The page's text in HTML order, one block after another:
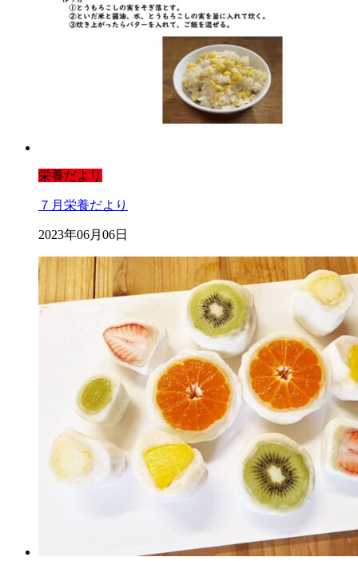
栄養だより
７月栄養だより
2023年06月06日